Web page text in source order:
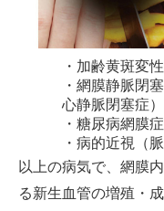
・加齢黄斑変性
・網膜静脈閉
心静脈閉塞症）
・糖尿病網膜症
・病的近視（
以上の病気で、網膜
る新生血管の増殖・